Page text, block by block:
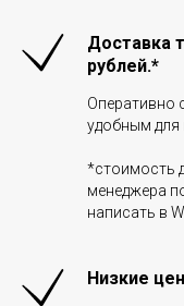
Доставка
рублей.*
Оперативно
удобным для
*стоимость
менеджера
написать в
Низкие